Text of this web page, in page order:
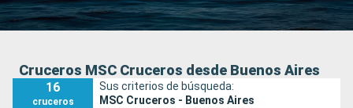
Fecha de salida
Buscar
Cruceros MSC Cruceros desde Buenos Aires
16
cruceros
Sus criterios de búsqueda:
MSC Cruceros - Buenos Aires